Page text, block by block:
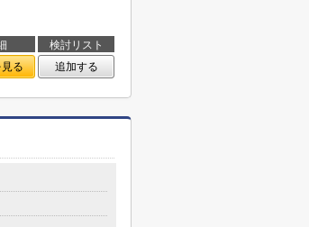
検討リスト
る 追加する